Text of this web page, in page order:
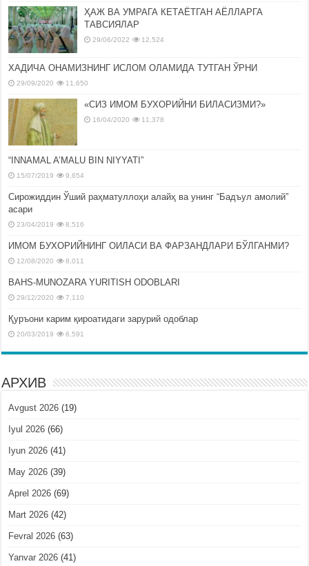
ҲАЖ ВА УМРАГА КЕТАЁТГАН АЁЛЛАРГА
ТАВСИЯЛАР
29/06/2022 12,524
ХАДИЧА ОНАМИЗНИНГ ИСЛОМ ОЛАМИДА ТУТГАН ЎРНИ
29/09/2020 11,650
«СИЗ ИМОМ БУХОРИЙНИ БИЛАСИЗМИ?»
16/04/2020 11,378
“INNAMAL A’MALU BIN NIYYATI”
15/07/2019 9,654
Сирожиддин Ўший раҳматуллоҳи алайҳ ва унинг “Бадъул амолий”
асари
23/04/2019 8,516
ИМОМ БУХОРИЙНИНГ ОИЛАСИ ВА ФАРЗАНДЛАРИ БЎЛГАНМИ?
12/08/2020 8,011
BAHS-MUNOZARA YURITISH ODOBLARI
29/12/2020 7,110
Қуръони карим қироатидаги зарурий одоблар
20/03/2019 6,591
АРХИВ
Avgust 2026 (19)
Iyul 2026 (66)
Iyun 2026 (41)
May 2026 (39)
Aprel 2026 (69)
Mart 2026 (42)
Fevral 2026 (63)
Yanvar 2026 (41)